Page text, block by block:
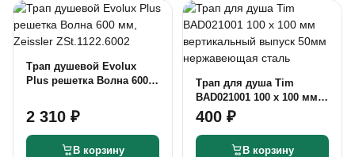
Трап душевой Evolux
Plus решетка Волна 600
2 310 ₽
В корзину
Трап для душа Tim
BAD021001 100 х 100 мм
вертикальный выпуск
50мм нержавеющая
сталь
400 ₽
В корзину